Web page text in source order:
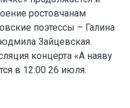
ростовчанам
поэтессы – Галина
Зайцевская.
концерта «А наяву
в 12:00 26 июля.